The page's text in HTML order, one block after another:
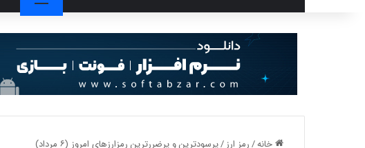
خانه/رمز ارز/پرسودترین و پرضررترین رمزارزهای امروز (۶ مرداد)